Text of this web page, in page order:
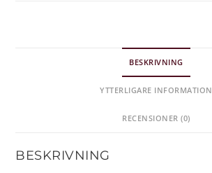
BESKRIVNING
YTTERLIGARE INFORMATION
RECENSIONER (0)
BESKRIVNING